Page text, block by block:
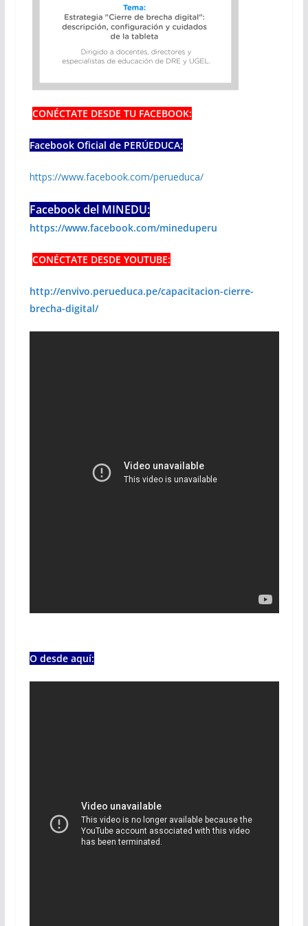
CONÉCTATE DESDE TU FACEBOOK:
Facebook Oficial de PERÚEDUCA:
https://www.facebook.com/perueduca/
Facebook del MINEDU:
https://www.facebook.com/mineduperu
CONÉCTATE DESDE YOUTUBE:
http://envivo.perueduca.pe/capacitacion-cierre-
brecha-digital/
O desde aquí: